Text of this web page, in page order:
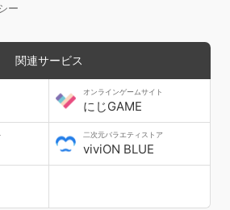
ー
関連サービス
オンラインゲームサイト
にじGAME
二次元バラエティストア
viviON BLUE